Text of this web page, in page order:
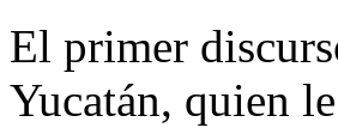
El primer
Yucatán, quien